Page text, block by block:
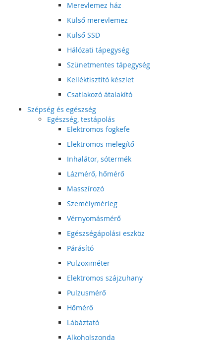
Merevlemez ház
Külső merevlemez
Külső SSD
Hálózati tápegység
Szünetmentes tápegység
Kelléktisztító készlet
Csatlakozó átalakító
Szépség és egészség
Egészség, testápolás
Elektromos fogkefe
Elektromos melegítő
Inhalátor, sótermék
Lázmérő, hőmérő
Masszírozó
Személymérleg
Vérnyomásmérő
Egészségápolási eszköz
Párásító
Pulzoximéter
Elektromos szájzuhany
Pulzusmérő
Hőmérő
Lábáztató
Alkoholszonda